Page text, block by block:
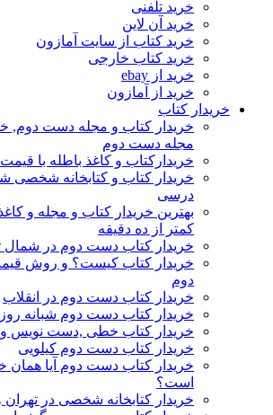
خرید تلفنی
خرید آن لاین
خرید کتاب از سایت آمازون
خرید کتاب خارجی
خرید از ebay
خرید از آمازون
خریدار کتاب
خریدار کتاب و مجله دست دوم,
مجله دست دوم
خریدارکتاب و کاغذ باطله با
خریدار کتاب و کتابخانه شخصی
درسی
بهترین خریدار کتاب و مجله و
کمتر از ده دقیقه
خریدار کتاب دست دوم در شمال
خریدار کتاب کیست؟ و روش
دوم
خریدار کتاب دست دوم در انقلاب
خریدار کتاب دست دوم شبانه
خریدار کتاب خطی ,دست نویس و
خریدار کتاب دست دوم کیلویی
خریدار کتاب دست دوم آیا همان
است؟
خریدار کتابخانه شخصی در